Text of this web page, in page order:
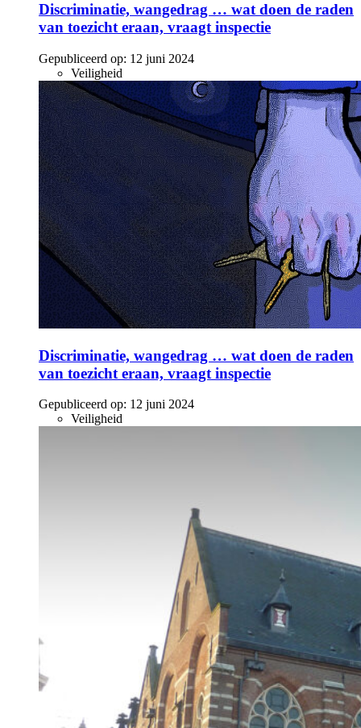
Discriminatie, wangedrag … wat doen de raden
van toezicht eraan, vraagt inspectie
Gepubliceerd op: 12 juni 2024
Veiligheid
Discriminatie, wangedrag … wat doen de raden
van toezicht eraan, vraagt inspectie
Gepubliceerd op: 12 juni 2024
Veiligheid